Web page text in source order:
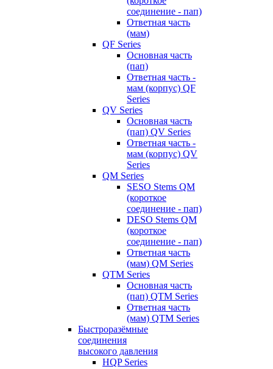
соединение - пап)
Ответная часть
(мам)
QF Series
Основная часть
(пап)
Ответная часть -
мам (корпус) QF
Series
QV Series
Основная часть
(пап) QV Series
Ответная часть -
мам (корпус) QV
Series
QM Series
SESO Stems QM
(короткое
соединение - пап)
DESO Stems QM
(короткое
соединение - пап)
Ответная часть
(мам) QM Series
QTM Series
Основная часть
(пап) QTM Series
Ответная часть
(мам) QTM Series
Быстроразёмные
соединения
высокого давления
HQP Series